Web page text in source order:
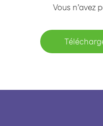
Vous n’avez